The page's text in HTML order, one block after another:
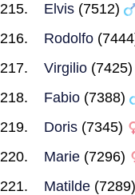
Elvis (7512)
Rodolfo
Virgilio (7425)
Fabio (7388)
Doris (7345)
Marie (7296)
Matilde (7289)